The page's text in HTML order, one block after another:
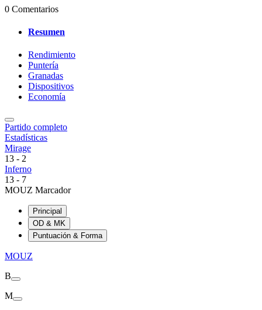
0 Comentarios
Resumen
Rendimiento
Puntería
Granadas
Dispositivos
Economía
Partido completo
Estadísticas
Mirage
13 - 2
Inferno
13 - 7
MOUZ Marcador
Principal
OD & MK
Puntuación & Forma
MOUZ
B
M